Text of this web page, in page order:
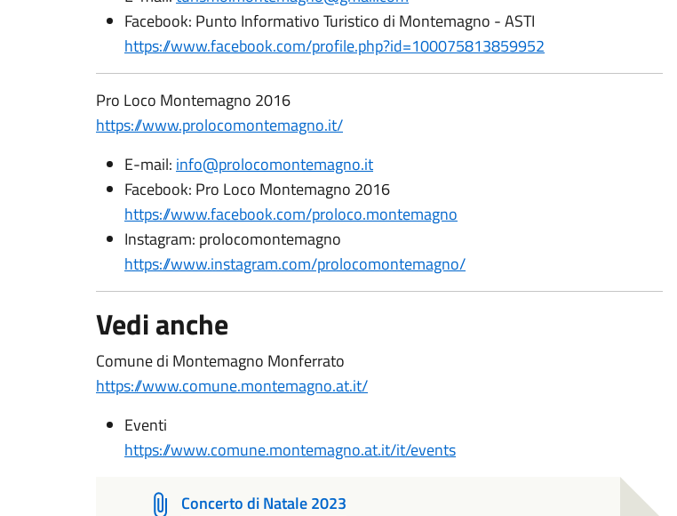
Facebook: Punto Informativo Turistico di Montemagno - ASTI
https://www.facebook.com/profile.php?id=100075813859952
Pro Loco Montemagno 2016
https://www.prolocomontemagno.it/
E-mail: info@prolocomontemagno.it
Facebook: Pro Loco Montemagno 2016
https://www.facebook.com/proloco.montemagno
Instagram: prolocomontemagno
https://www.instagram.com/prolocomontemagno/
Vedi anche
Comune di Montemagno Monferrato
https://www.comune.montemagno.at.it/
Eventi
https://www.comune.montemagno.at.it/it/events
Concerto di Natale 2023